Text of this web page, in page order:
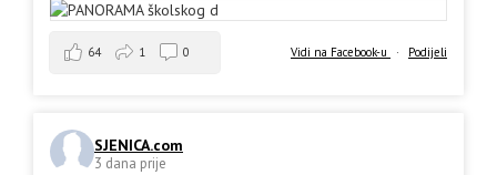
Vidi na Facebook-u · Podijeli
64 1 0
SJENICA.com
3 dana prije